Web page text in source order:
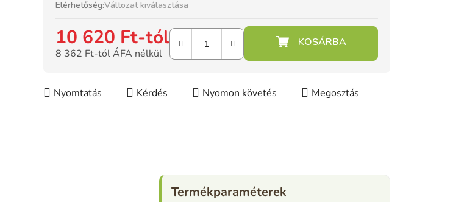
Elérhetőség:Változat kiválasztása
10 620 Ft-tól
8 362 Ft-tól ÁFA nélkül
Nyomtatás
Kérdés Nyomon követés Megosztás